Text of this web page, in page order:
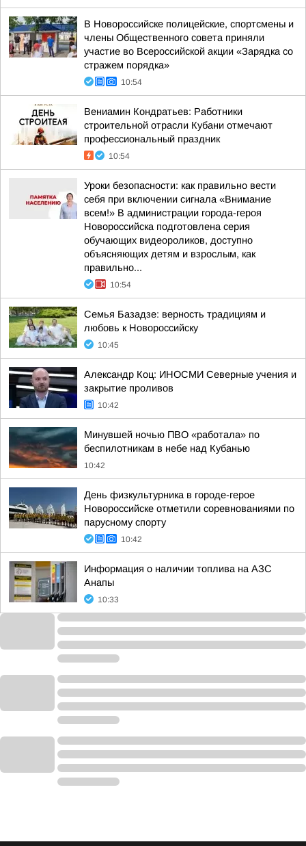
В Новороссийске полицейские, спортсмены и
члены Общественного совета приняли
участие во Всероссийской акции «Зарядка со
стражем порядка»
10:54
Вениамин Кондратьев: Работники
строительной отрасли Кубани отмечают
профессиональный праздник
10:54
Уроки безопасности: как правильно вести
себя при включении сигнала «Внимание
всем!» В администрации города-героя
Новороссийска подготовлена серия
обучающих видеороликов, доступно
объясняющих детям и взрослым, как
правильно...
10:54
Семья Базадзе: верность традициям и
любовь к Новороссийску
10:45
Александр Коц: ИНОСМИ Северные учения и
закрытие проливов
10:42
Минувшей ночью ПВО «работала» по
беспилотникам в небе над Кубанью
10:42
День физкультурника в городе-герое
Новороссийске отметили соревнованиями по
парусному спорту
10:42
Информация о наличии топлива на АЗС
Анапы
10:33